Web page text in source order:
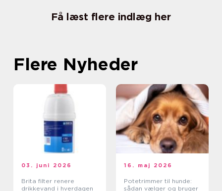
Få læst flere indlæg her
Flere Nyheder
03. juni 2026
Brita filter renere
drikkevand i hverdagen
16. maj 2026
Potetrimmer til hunde:
sådan vælger og bruger